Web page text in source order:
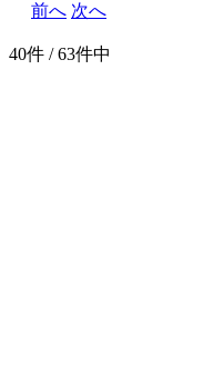
前へ 次へ
40件 / 63件中